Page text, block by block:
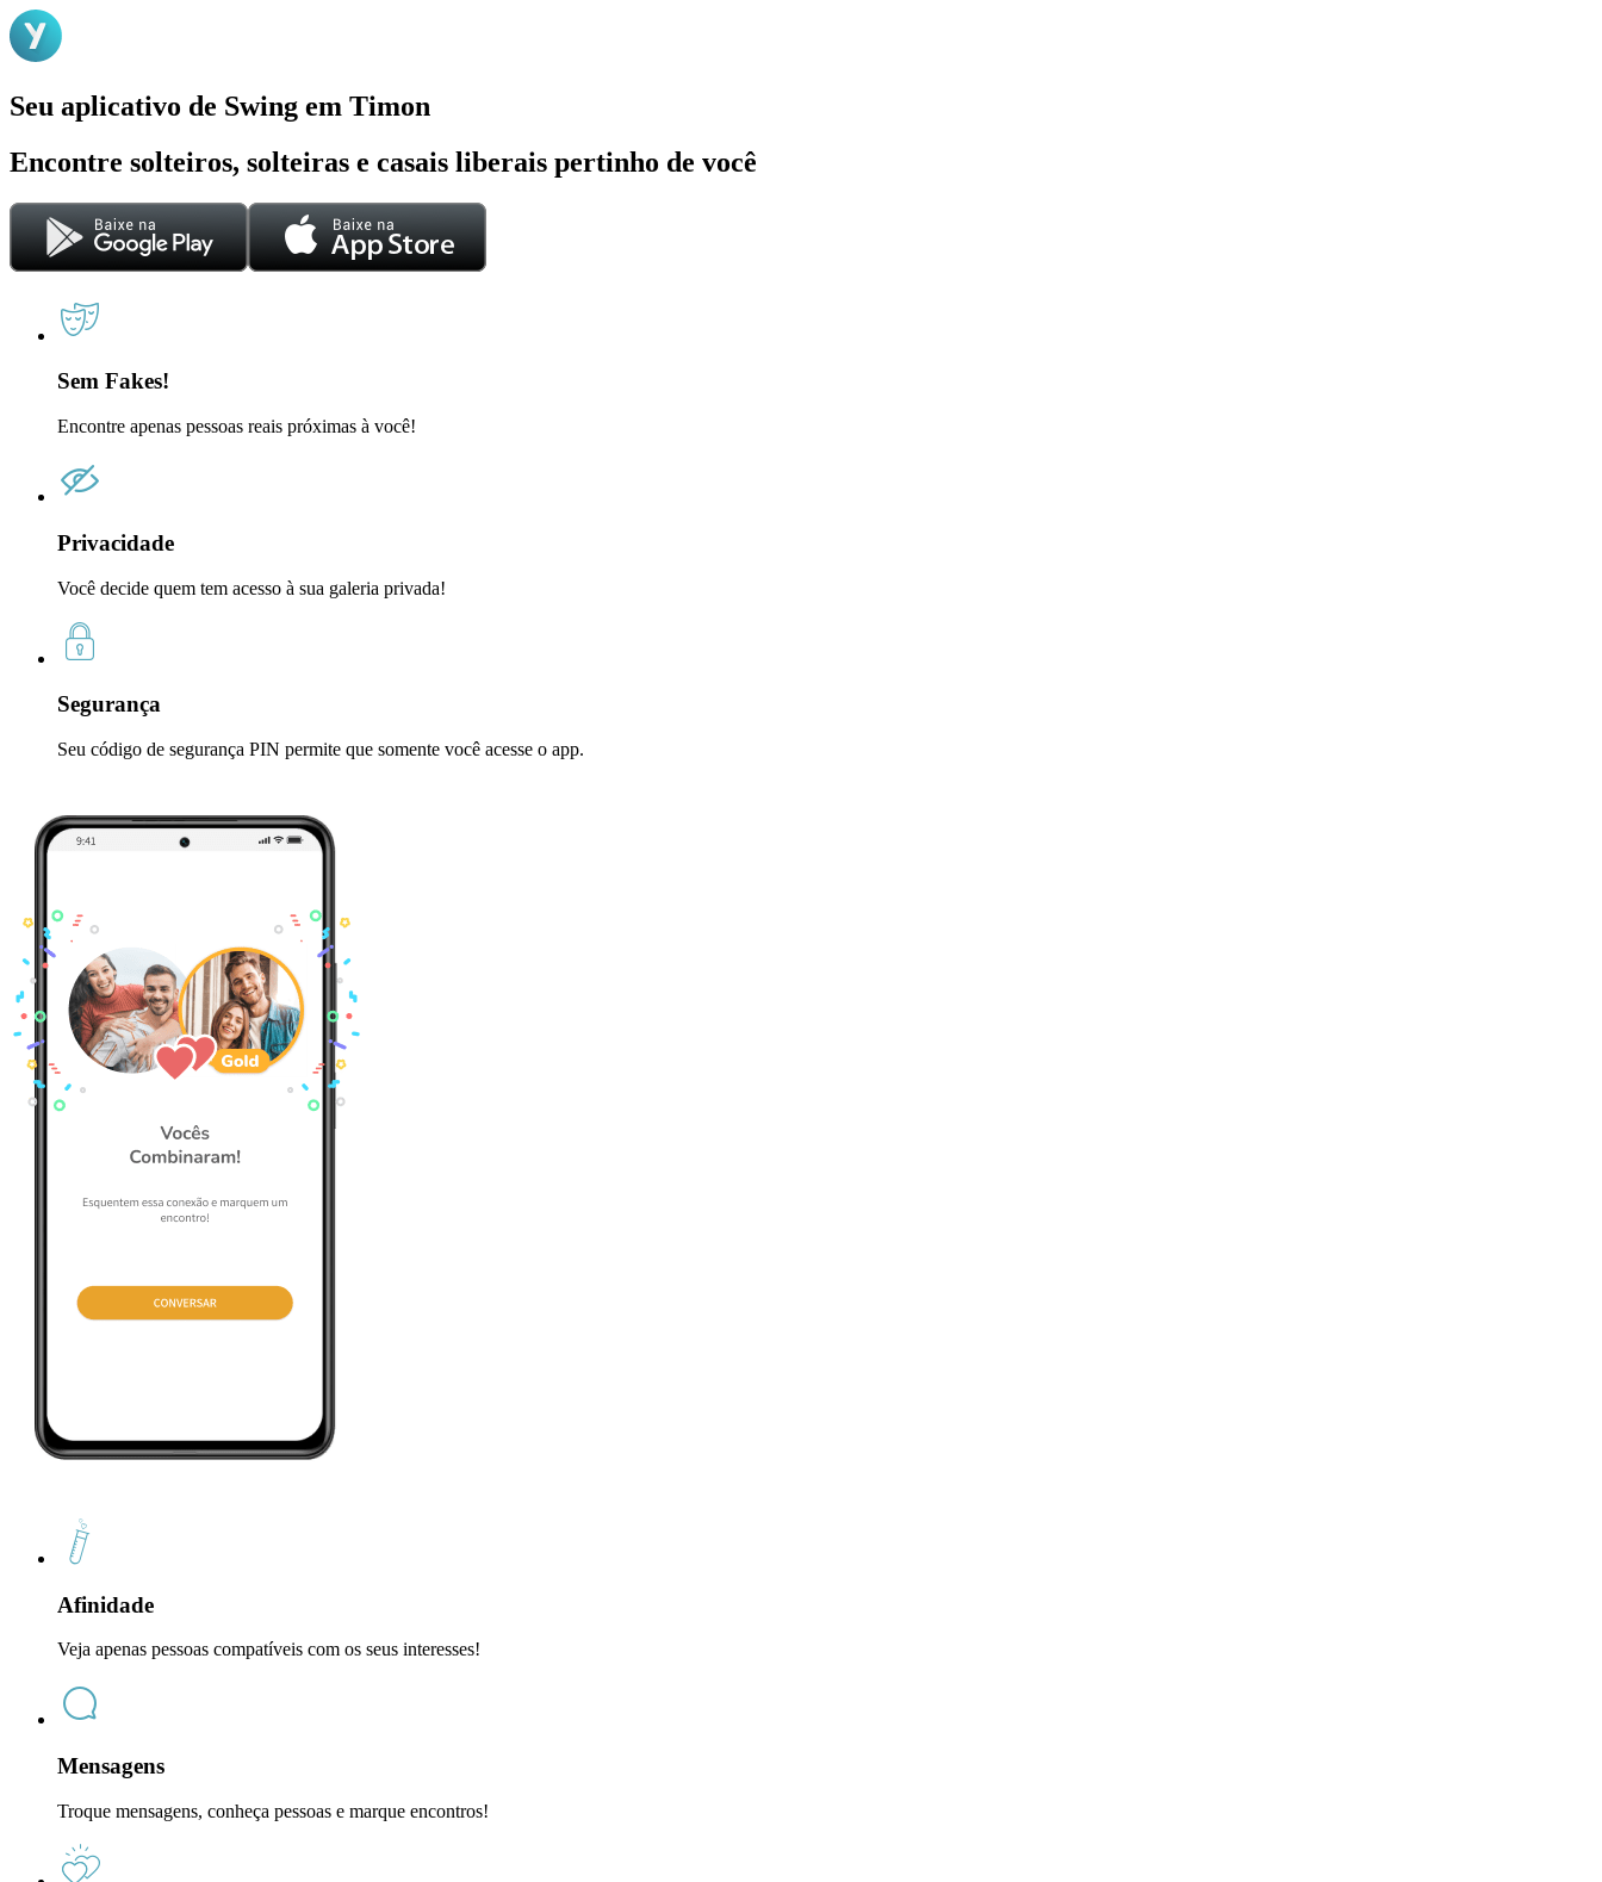
Seu aplicativo de Swing em Timon
Encontre solteiros, solteiras e casais liberais pertinho de você
Sem Fakes!
Encontre apenas pessoas reais próximas à você!
Privacidade
Você decide quem tem acesso à sua galeria privada!
Segurança
Seu código de segurança PIN permite que somente você acesse o app.
Afinidade
Veja apenas pessoas compatíveis com os seus interesses!
Mensagens
Troque mensagens, conheça pessoas e marque encontros!